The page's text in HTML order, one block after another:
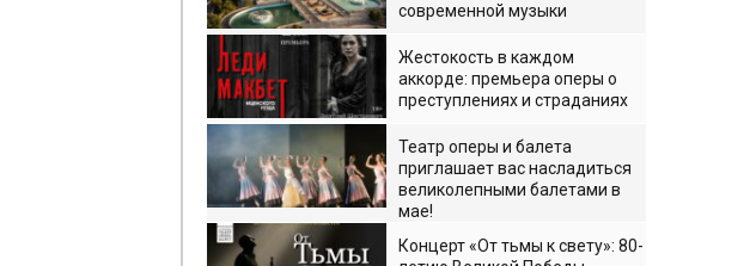
современной музыки
Жестокость в каждом
аккорде: премьера оперы о
преступлениях и страданиях
Театр оперы и балета
приглашает вас насладиться
великолепными балетами в
мае!
Концерт «От тьмы к свету»: 80-